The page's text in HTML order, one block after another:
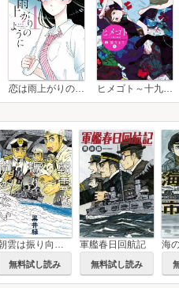
恋は雨上がりのように ヒメゴト～十九歳の制服～
朝雲は振り向かない
無料試し読み
軍艦春日回航記
無料試し読み
海